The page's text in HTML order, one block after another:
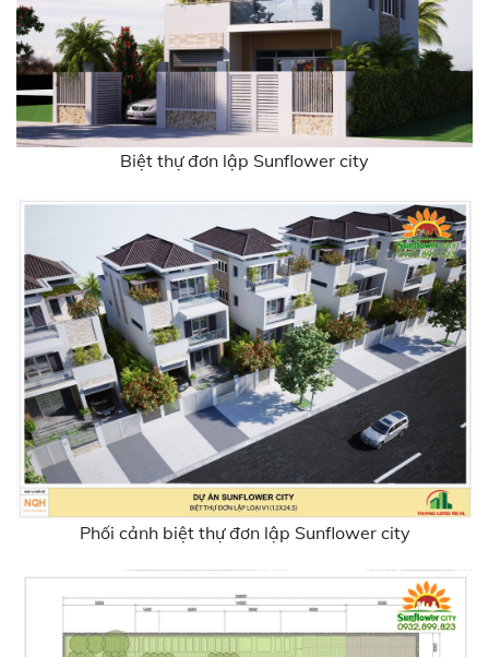
Biệt thự đơn lập Sunflower city
Phối cảnh biệt thự đơn lập Sunflower city